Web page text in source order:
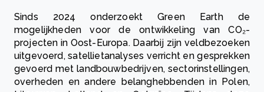
Sinds 2024 onderzoekt Green Earth de
mogelijkheden voor de ontwikkeling van CO₂-
projecten in Oost-Europa. Daarbij zijn veldbezoeken
uitgevoerd, satellietanalyses verricht en gesprekken
gevoerd met landbouwbedrijven, sectorinstellingen,
overheden en andere belanghebbenden in Polen,